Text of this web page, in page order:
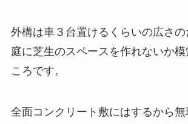
外構は車３台置けるくらいの広さ
庭に芝生のスペースを作れないか模
ころです。
全面コンクリート敷にはするから